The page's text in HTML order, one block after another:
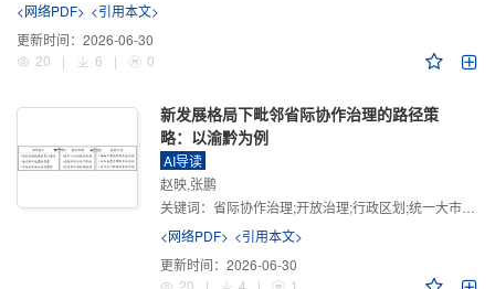
<网络PDF> <引用本文>
更新时间： 2026-06-30
20
| 6 | 0
新发展格局下毗邻省际协作治理的路径策
略：以渝黔为例
AI导读
赵映,张鹏
关键词： 省际协作治理;开放治理;行政区划;统一大市场;新发展格局
<网络PDF> <引用本文>
更新时间： 2026-06-30
20
| 4 | 1